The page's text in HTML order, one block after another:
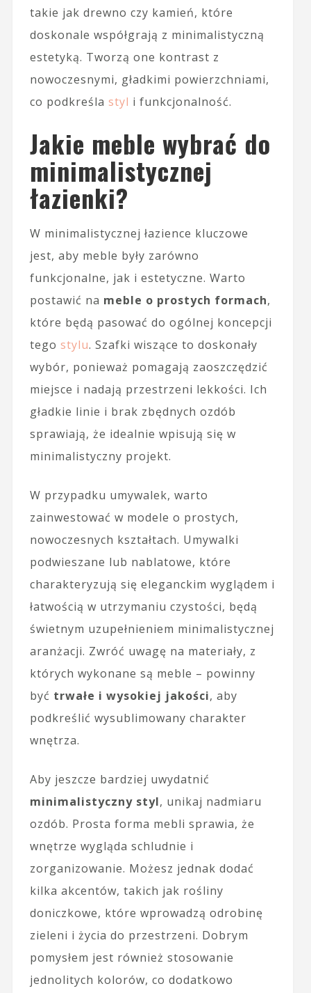
takie jak drewno czy kamień, które
doskonale współgrają z minimalistyczną
estetyką. Tworzą one kontrast z
nowoczesnymi, gładkimi powierzchniami,
co podkreśla styl i funkcjonalność.
Jakie meble wybrać do
minimalistycznej
łazienki?
W minimalistycznej łazience kluczowe
jest, aby meble były zarówno
funkcjonalne, jak i estetyczne. Warto
postawić na meble o prostych formach,
które będą pasować do ogólnej koncepcji
tego stylu. Szafki wiszące to doskonały
wybór, ponieważ pomagają zaoszczędzić
miejsce i nadają przestrzeni lekkości. Ich
gładkie linie i brak zbędnych ozdób
sprawiają, że idealnie wpisują się w
minimalistyczny projekt.
W przypadku umywalek, warto
zainwestować w modele o prostych,
nowoczesnych kształtach. Umywalki
podwieszane lub nablatowe, które
charakteryzują się eleganckim wyglądem i
łatwością w utrzymaniu czystości, będą
świetnym uzupełnieniem minimalistycznej
aranżacji. Zwróć uwagę na materiały, z
których wykonane są meble – powinny
być trwałe i wysokiej jakości, aby
podkreślić wysublimowany charakter
wnętrza.
Aby jeszcze bardziej uwydatnić
minimalistyczny styl, unikaj nadmiaru
ozdób. Prosta forma mebli sprawia, że
wnętrze wygląda schludnie i
zorganizowanie. Możesz jednak dodać
kilka akcentów, takich jak rośliny
doniczkowe, które wprowadzą odrobinę
zieleni i życia do przestrzeni. Dobrym
pomysłem jest również stosowanie
jednolitych kolorów, co dodatkowo